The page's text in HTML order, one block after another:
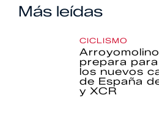
Más leídas
CICLISMO
prepara
los nuevos
de España
y XCR